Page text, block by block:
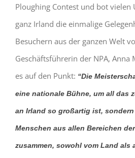
Ploughing Contest und bot vielen
ganz Irland die einmalige
Besuchern aus der ganzen Welt
Geschäftsführerin der NPA, Anna
es auf den Punkt: “Die
eine nationale Bühne, um all das
an Irland so großartig ist,
Menschen aus allen Bereichen
zusammen, sowohl vom Land als